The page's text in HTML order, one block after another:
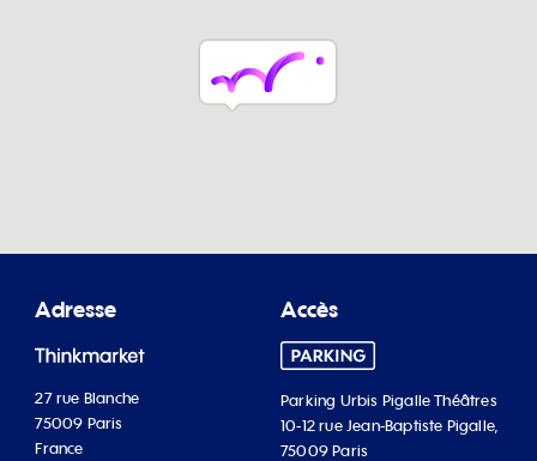
Adresse
27 rue Blanche
75009 Paris
France
Accès
Parking Urbis Pigalle Théâtres
10-12 rue Jean-Baptiste Pigalle,
75009 Paris